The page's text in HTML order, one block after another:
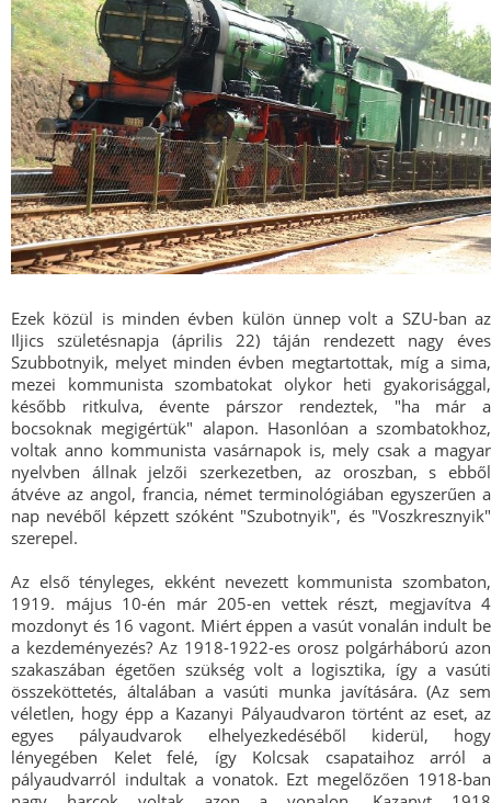
Ezek közül is minden évben külön ünnep volt a SZU-ban az
Iljics születésnapja (április 22) táján rendezett nagy éves
Szubbotnyik, melyet minden évben megtartottak, míg a sima,
mezei kommunista szombatokat olykor heti gyakorisággal,
később ritkulva, évente párszor rendeztek, "ha már a
bocsoknak megigértük" alapon. Hasonlóan a szombatokhoz,
voltak anno kommunista vasárnapok is, mely csak a magyar
nyelvben állnak jelzői szerkezetben, az oroszban, s ebből
átvéve az angol, francia, német terminológiában egyszerűen a
nap nevéből képzett szóként "Szubotnyik", és "Voszkresznyik"
szerepel.
Az első tényleges, ekként nevezett kommunista szombaton,
1919. május 10-én már 205-en vettek részt, megjavítva 4
mozdonyt és 16 vagont. Miért éppen a vasút vonalán indult be
a kezdeményezés? Az 1918-1922-es orosz polgárháború azon
szakaszában égetően szükség volt a logisztika, így a vasúti
összeköttetés, általában a vasúti munka javítására. (Az sem
véletlen, hogy épp a Kazanyi Pályaudvaron történt az eset, az
egyes pályaudvarok elhelyezkedéséből kiderül, hogy
lényegében Kelet felé, így Kolcsak csapataihoz arról a
pályaudvarról indultak a vonatok. Ezt megelőzően 1918-ban